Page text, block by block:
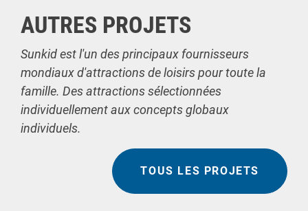
AUTRES PROJETS
Sunkid est l'un des principaux fournisseurs
mondiaux d'attractions de loisirs pour toute la
famille. Des attractions sélectionnées
individuellement aux concepts globaux
individuels.
TOUS LES PROJETS